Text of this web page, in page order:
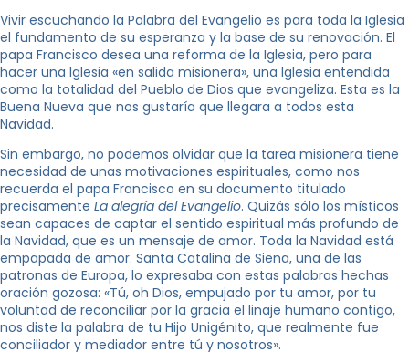
Vivir escuchando la Palabra del Evangelio es para toda la Iglesia
el fundamento de su esperanza y la base de su renovación. El
papa Francisco desea una reforma de la Iglesia, pero para
hacer una Iglesia «en salida misionera», una Iglesia entendida
como la totalidad del Pueblo de Dios que evangeliza. Esta es la
Buena Nueva que nos gustaría que llegara a todos esta
Navidad.
Sin embargo, no podemos olvidar que la tarea misionera tiene
necesidad de unas motivaciones espirituales, como nos
recuerda el papa Francisco en su documento titulado
precisamente La alegría del Evangelio. Quizás sólo los místicos
sean capaces de captar el sentido espiritual más profundo de
la Navidad, que es un mensaje de amor. Toda la Navidad está
empapada de amor. Santa Catalina de Siena, una de las
patronas de Europa, lo expresaba con estas palabras hechas
oración gozosa: «Tú, oh Dios, empujado por tu amor, por tu
voluntad de reconciliar por la gracia el linaje humano contigo,
nos diste la palabra de tu Hijo Unigénito, que realmente fue
conciliador y mediador entre tú y nosotros».